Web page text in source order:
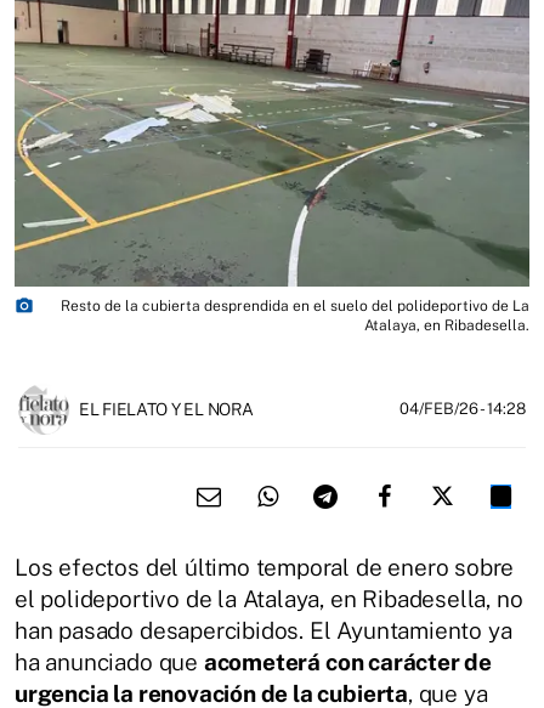
photo_camera
Resto de la cubierta desprendida en el suelo del polideportivo de La
Atalaya, en Ribadesella.
EL FIELATO Y EL NORA 04/FEB/26- 14:28
Los efectos del último temporal de enero sobre
el polideportivo de la Atalaya, en Ribadesella, no
han pasado desapercibidos. El Ayuntamiento ya
ha anunciado que acometerá con carácter de
urgencia la renovación de la cubierta, que ya